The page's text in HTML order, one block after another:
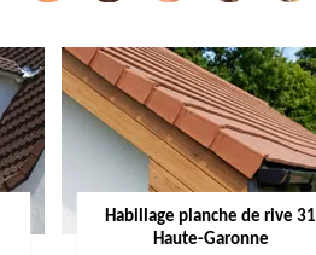
Habillage planche de rive 31
Haute-Garonne